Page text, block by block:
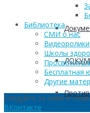
Библиотека
СМИ о нас
Видеоролики
Школы
Бесплатная
Другие
Следуйте за нами в
ВКонтакте